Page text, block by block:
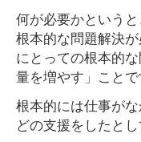
何が必要かという
根本的な問題解決
にとっての根本的
量を増やす」ことで
根本的には仕事が
どの支援をしたと